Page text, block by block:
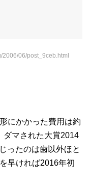
2006/06/post_9ceb.html
にかかった費用は約
ダマされた大賞2014
ったのは歯以外ほと
早ければ2016年初